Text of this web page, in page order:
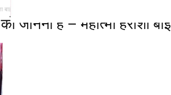
बाई
जानना है – महात्मा हरीशा बाई